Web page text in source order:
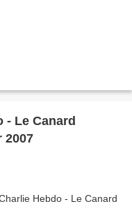
- Le Canard
2007